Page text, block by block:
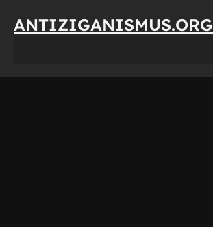
zumANTIZIGANISMUS.ORG